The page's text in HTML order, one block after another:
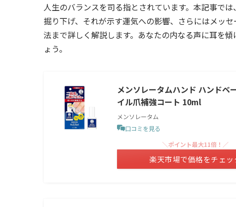
人生のバランスを司る指とされています。本記事で
掘り下げ、それが示す運気への影響、さらにはメッ
法まで詳しく解説します。あなたの内なる声に耳を
ょう。
メンソレータムハンド ハンドベ
イル爪補強コート 10ml
メンソレータム
口コミを見る
＼ポイント最大11倍！／
楽天市場で価格をチェッ